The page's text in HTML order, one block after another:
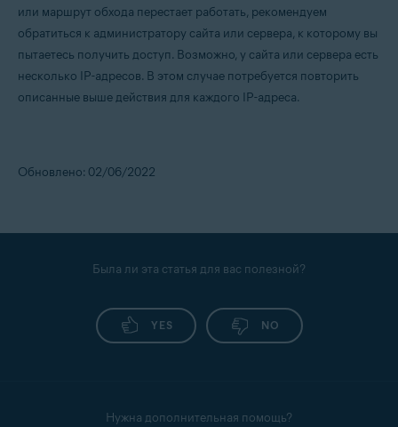
или маршрут обхода перестает работать, рекомендуем
обратиться к администратору сайта или сервера, к которому вы
пытаетесь получить доступ. Возможно, у сайта или сервера есть
несколько IP-адресов. В этом случае потребуется повторить
описанные выше действия для каждого IP-адреса.
Обновлено: 02/06/2022
Была ли эта статья для вас полезной?
YES NO
Нужна дополнительная помощь?